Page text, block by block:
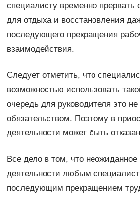
специалисту временно прервать
для отдыха и восстановления
последующего прекращения
взаимодействия.
Следует отметить, что
возможностью использовать
очередь для руководителя это не
обязательством. Поэтому в
деятельности может быть
Все дело в том, что
деятельности любым
последующим прекращением